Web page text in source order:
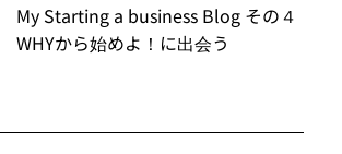
My Starting a business Blog その４
WHYから始めよ！に出会う